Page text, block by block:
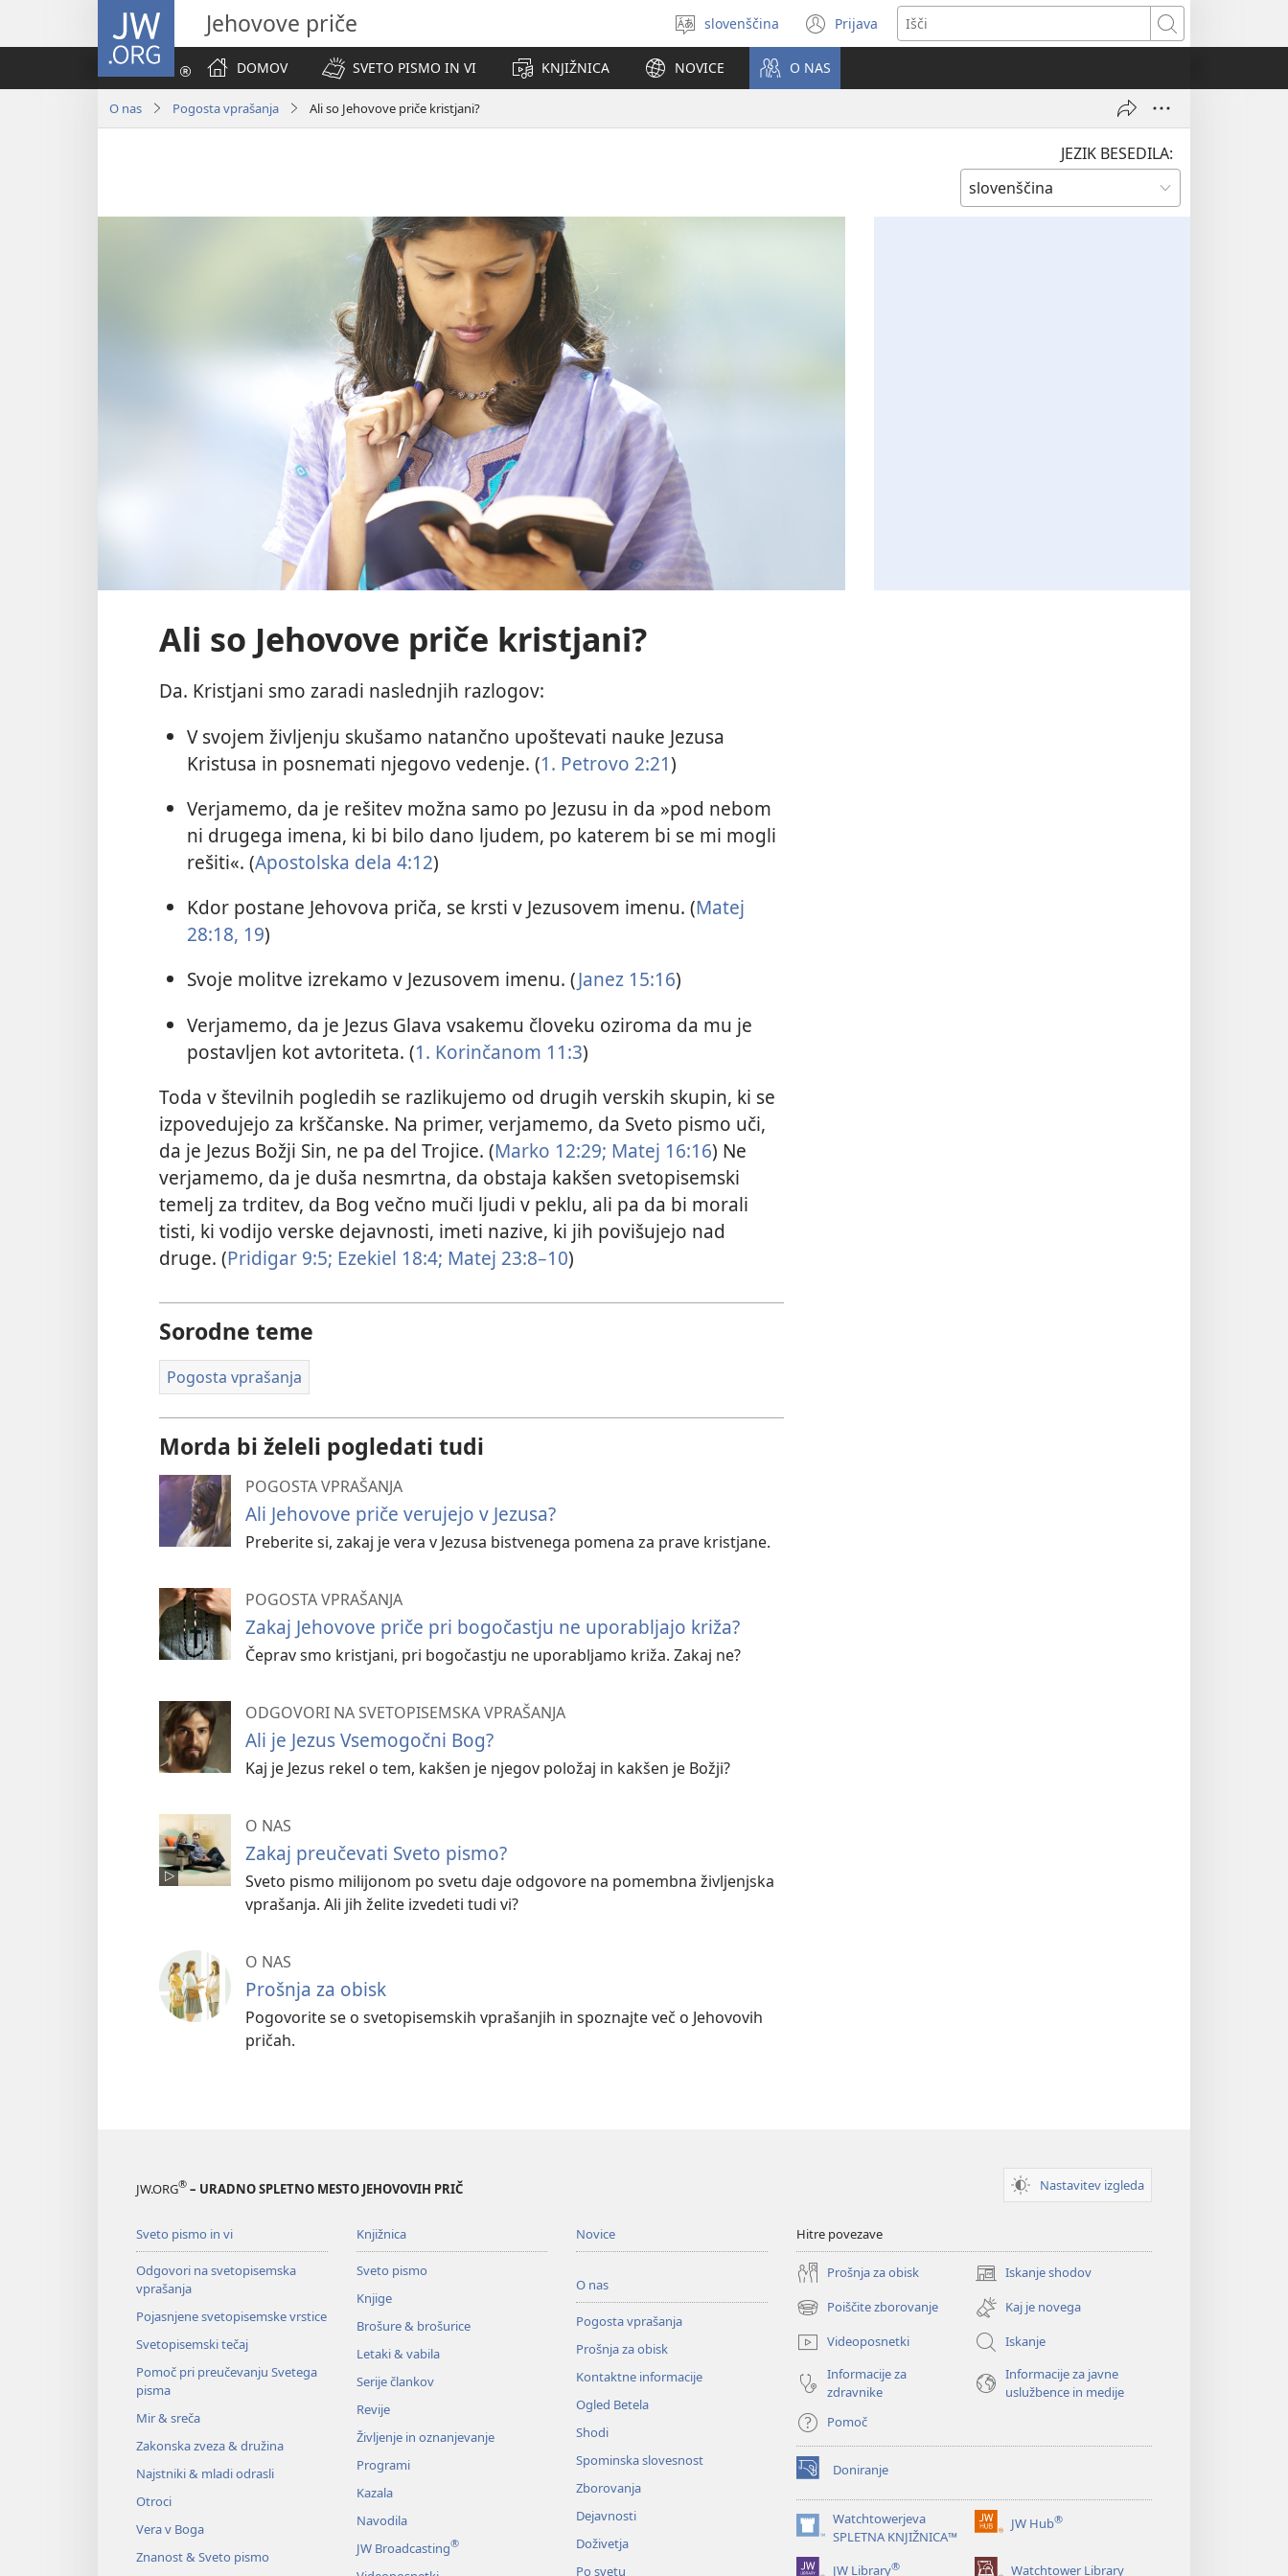
JW.ORG Jehovove priče
Izberite
jezik
slovenščina Prijava
(odpre
novo
Išči
DOMOV
SVETO PISMO IN VI KNJIŽNICA NOVICE O NAS
O nas Pogosta vprašanja Ali so Jehovove priče kristjani?
JEZIK BESEDILA:
Ali so Jehovove priče kristjani?
Da. Kristjani smo zaradi naslednjih razlogov:
V svojem življenju skušamo natančno upoštevati nauke Jezusa
Kristusa in posnemati njegovo vedenje. (1. Petrovo 2:21)
Verjamemo, da je rešitev možna samo po Jezusu in da »pod nebom
ni drugega imena, ki bi bilo dano ljudem, po katerem bi se mi mogli
rešiti«. (Apostolska dela 4:12)
Kdor postane Jehovova priča, se krsti v Jezusovem imenu. (Matej
28:18, 19)
Svoje molitve izrekamo v Jezusovem imenu. (Janez 15:16)
Verjamemo, da je Jezus Glava vsakemu človeku oziroma da mu je
postavljen kot avtoriteta. (1. Korinčanom 11:3)
Toda v številnih pogledih se razlikujemo od drugih verskih skupin, ki se
izpovedujejo za krščanske. Na primer, verjamemo, da Sveto pismo uči,
da je Jezus Božji Sin, ne pa del Trojice. (Marko 12:29; Matej 16:16) Ne
verjamemo, da je duša nesmrtna, da obstaja kakšen svetopisemski
temelj za trditev, da Bog večno muči ljudi v peklu, ali pa da bi morali
tisti, ki vodijo verske dejavnosti, imeti nazive, ki jih povišujejo nad
druge. (Pridigar 9:5; Ezekiel 18:4; Matej 23:8–10)
Sorodne teme
Pogosta vprašanja
Morda bi želeli pogledati tudi
POGOSTA VPRAŠANJA
Ali Jehovove priče verujejo v Jezusa?
Preberite si, zakaj je vera v Jezusa bistvenega pomena za prave kristjane.
POGOSTA VPRAŠANJA
Zakaj Jehovove priče pri bogočastju ne uporabljajo križa?
Čeprav smo kristjani, pri bogočastju ne uporabljamo križa. Zakaj ne?
ODGOVORI NA SVETOPISEMSKA VPRAŠANJA
Ali je Jezus Vsemogočni Bog?
Kaj je Jezus rekel o tem, kakšen je njegov položaj in kakšen je Božji?
O NAS
Zakaj preučevati Sveto pismo?
Sveto pismo milijonom po svetu daje odgovore na pomembna življenjska
vprašanja. Ali jih želite izvedeti tudi vi?
O NAS
Prošnja za obisk
Pogovorite se o svetopisemskih vprašanjih in spoznajte več o Jehovovih
pričah.
JW.ORG® – URADNO SPLETNO MESTO JEHOVOVIH PRIČ Nastavitev izgleda
Sveto pismo in vi
Odgovori na svetopisemska
vprašanja
Pojasnjene svetopisemske vrstice
Svetopisemski tečaj
Pomoč pri preučevanju Svetega
pisma
Mir & sreča
Zakonska zveza & družina
Najstniki & mladi odrasli
Otroci
Vera v Boga
Znanost & Sveto pismo
Knjižnica
Sveto pismo
Knjige
Brošure & brošurice
Letaki & vabila
Serije člankov
Revije
Življenje in oznanjevanje
Programi
Kazala
Navodila
JW Broadcasting®
Novice
O nas
Pogosta vprašanja
Prošnja za obisk
Kontaktne informacije
Ogled Betela
Shodi
Spominska slovesnost
Zborovanja
Dejavnosti
Doživetja
Po svetu
Hitre povezave
Prošnja za obisk Iskanje shodov
(odpre
novo
okno)
Poiščite zborovanje
(odpre
novo
okno)
Kaj je novega
Videoposnetki
Iskanje
Informacije za
zdravnike
Informacije za javne
uslužbence in medije
Pomoč
Doniranje
(odpre
novo
okno)
Watchtowerjeva
SPLETNA KNJIŽNICA™
(odpre
novo
okno)
JW Hub®
(odpre
okno)
JW Library® Watchtower Library